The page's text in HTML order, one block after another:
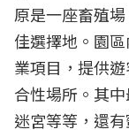
原是一座畜殖
佳選擇地。園
業項目，提供
合性場所。其
迷宮等等，還